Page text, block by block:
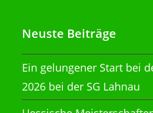
Neuste Beiträge
Ein gelungener Start bei
2026 bei der SG Lahnau